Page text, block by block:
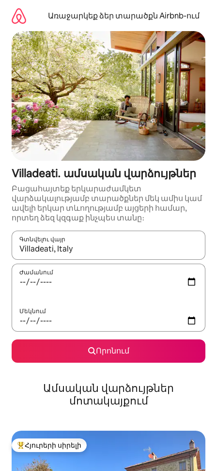
բովանդակությանըԱռաջարկեք ձեր տարածքն Airbnb-ում
Villadeati․ ամսական վարձույթներ
Բացահայտեք երկարաժամկետ
վարձակալությամբ տարածքներ մեկ ամիս կամ
ավելի երկար տևողությամբ այցերի համար,
որտեղ ձեզ կզգաք ինչպես տանը։
Գտնվելու վայր
Երբ արդյունքները հասանելի լինեն, սլաքների
Ժամանում
Մեկնում
Որոնում
Ամսական վարձույթներ
մոտակայքում
Հյուրերի սիրելի լավագույն տները
Հյուրերի սիրելի